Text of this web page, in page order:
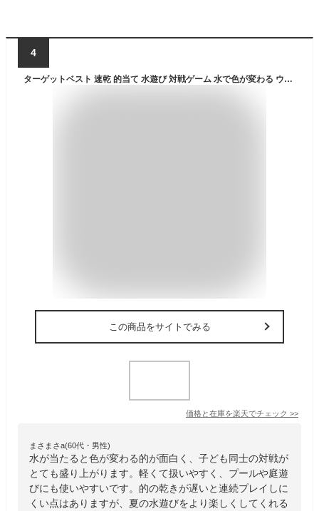
4
ターゲットベスト 速乾 的当て 水遊び 対戦ゲーム 水で色が変わる ウォーターグッズ 水鉄砲 屋外ゲーム プール遊び MOT-TABT5440
この商品をサイトでみる
価格と在庫を楽天でチェック >>
まさまさa(60代・男性)
水が当たると色が変わる的が面白く、子ども同士の対戦が
とても盛り上がります。軽くて扱いやすく、プールや庭遊
びにも使いやすいです。的の乾きが遅いと連続プレイしに
くい点はありますが、夏の水遊びをより楽しくしてくれる